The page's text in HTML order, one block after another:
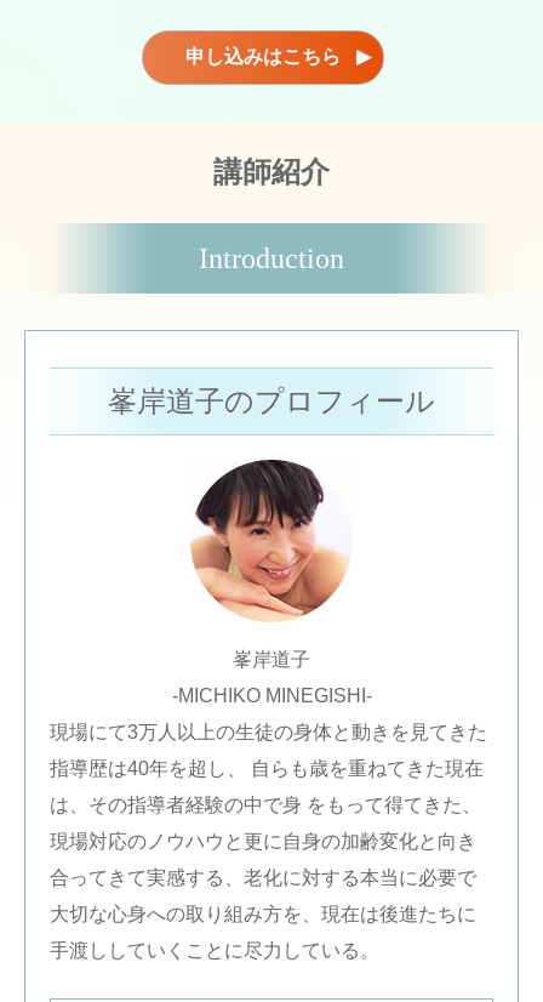
申し込みはこちら ▶
講師紹介
Introduction
峯岸道子のプロフィール
峯岸道子
-MICHIKO MINEGISHI-
現場にて3万人以上の生徒の身体と動きを見てきた
指導歴は40年を超し、 自らも歳を重ねてきた現在
は、その指導者経験の中で身 をもって得てきた、
現場対応のノウハウと更に自身の加齢変化と向き
合ってきて実感する、老化に対する本当に必要で
大切な心身への取り組み方を、現在は後進たちに
手渡ししていくことに尽力している。